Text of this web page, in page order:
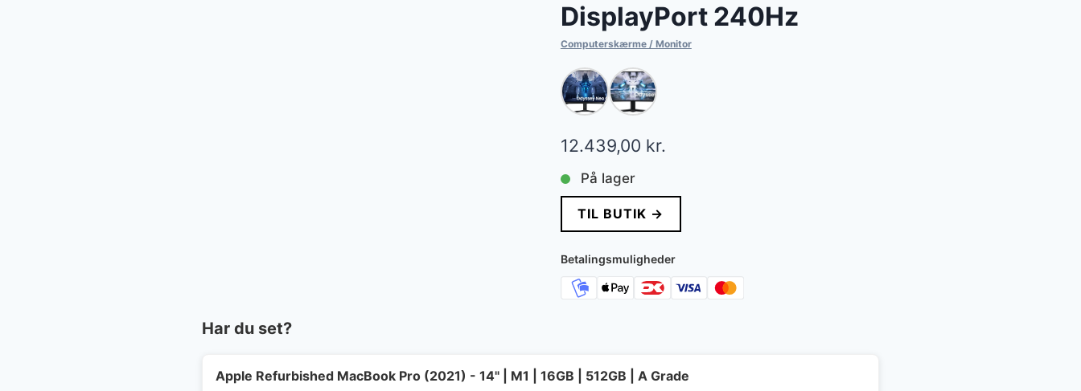
DisplayPort 240Hz
Computerskærme / Monitor
12.439,00 kr.
På lager
TIL BUTIK →
Betalingsmuligheder
Har du set?
Apple Refurbished MacBook Pro (2021) - 14" | M1 | 16GB | 512GB | A Grade